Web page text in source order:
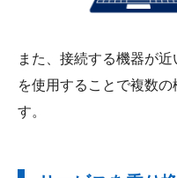
また、接続する機器が
を使用することで複数
す。